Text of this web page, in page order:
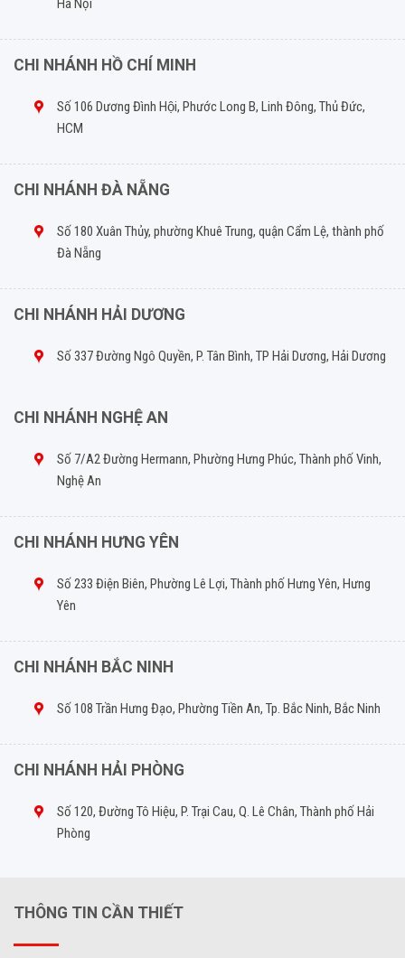
Hà Nội
CHI NHÁNH HỒ CHÍ MINH
Số 106 Dương Đình Hội, Phước Long B, Linh Đông, Thủ Đức,
HCM
CHI NHÁNH ĐÀ NẴNG
Số 180 Xuân Thủy, phường Khuê Trung, quận Cẩm Lệ, thành phố
Đà Nẵng
CHI NHÁNH HẢI DƯƠNG
Số 337 Đường Ngô Quyền, P. Tân Bình, TP Hải Dương, Hải Dương
CHI NHÁNH NGHỆ AN
Số 7/A2 Đường Hermann, Phường Hưng Phúc, Thành phố Vinh,
Nghệ An
CHI NHÁNH HƯNG YÊN
Số 233 Điện Biên, Phường Lê Lợi, Thành phố Hưng Yên, Hưng
Yên
CHI NHÁNH BẮC NINH
Số 108 Trần Hưng Đạo, Phường Tiền An, Tp. Bắc Ninh, Bắc Ninh
CHI NHÁNH HẢI PHÒNG
Số 120, Đường Tô Hiệu, P. Trại Cau, Q. Lê Chân, Thành phố Hải
Phòng
THÔNG TIN CẦN THIẾT